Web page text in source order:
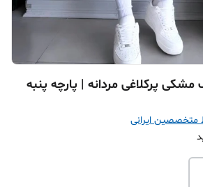
پرکلاغی مردانه | پارچه پنبه
متخصصین ایرانی